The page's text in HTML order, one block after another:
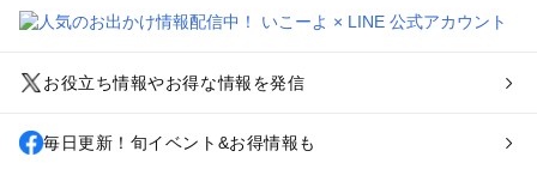
お役立ち情報やお得な情報を発信
毎日更新！旬イベント&お得情報も